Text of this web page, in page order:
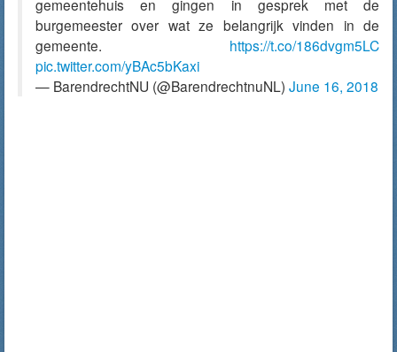
gemeentehuis en gingen in gesprek met de
burgemeester over wat ze belangrijk vinden in de
gemeente. https://t.co/186dvgm5LC
pic.twitter.com/yBAc5bKaxi
— BarendrechtNU (@BarendrechtnuNL) June 16, 2018